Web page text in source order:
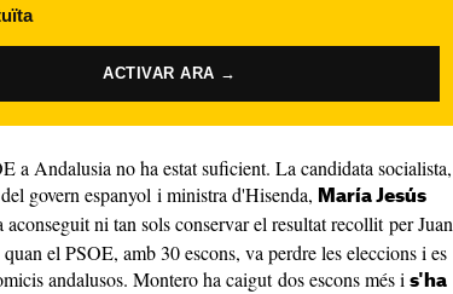
ACTIVAR ARA →
a Andalusia no ha estat suficient. La candidata socialista,
govern espanyol i ministra d'Hisenda, María Jesús
aconseguit ni tan sols conservar el resultat recollit per Juan
el PSOE, amb 30 escons, va perdre les eleccions i es
andalusos. Montero ha caigut dos escons més i s'ha